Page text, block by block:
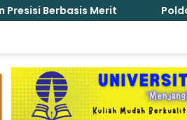
Polda Maluku Dorong